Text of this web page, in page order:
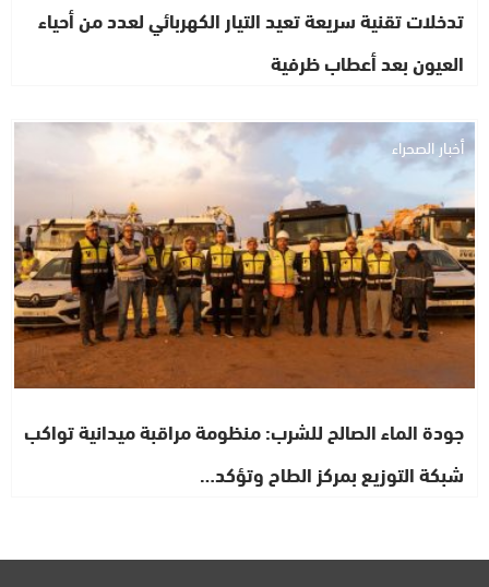
تدخلات تقنية سريعة تعيد التيار الكهربائي لعدد من أحياء
العيون بعد أعطاب ظرفية
أخبار الصحراء
جودة الماء الصالح للشرب: منظومة مراقبة ميدانية تواكب
شبكة التوزيع بمركز الطاح وتؤكد…